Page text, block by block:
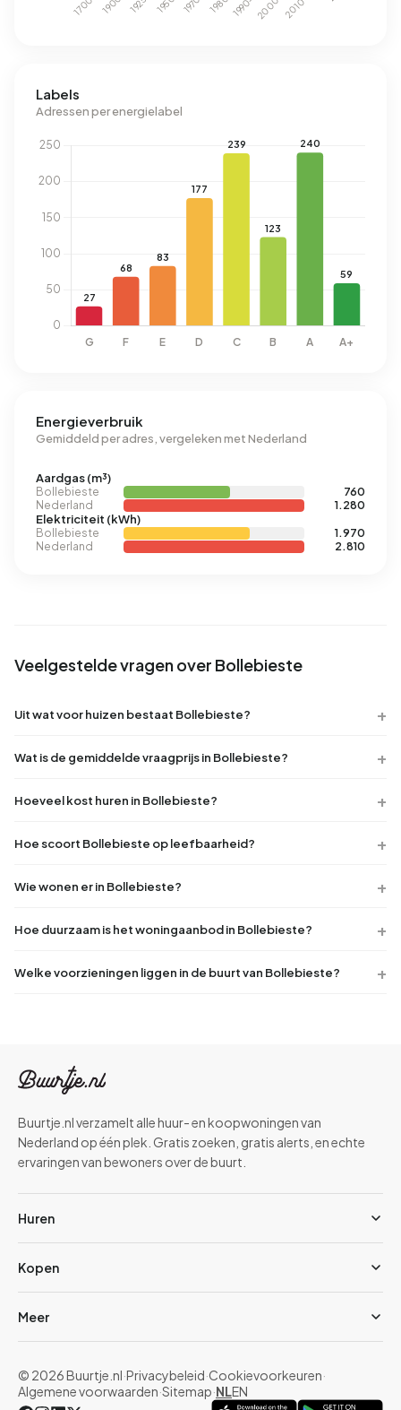
Labels
Adressen per energielabel
Energieverbruik
Gemiddeld per adres, vergeleken met Nederland
Aardgas (m³)
Bollebieste
760
Nederland
1.280
Elektriciteit (kWh)
Bollebieste
1.970
Nederland
2.810
Veelgestelde vragen over Bollebieste
Uit wat voor huizen bestaat Bollebieste?
Wat is de gemiddelde vraagprijs in Bollebieste?
Hoeveel kost huren in Bollebieste?
Hoe scoort Bollebieste op leefbaarheid?
Wie wonen er in Bollebieste?
Hoe duurzaam is het woningaanbod in Bollebieste?
Welke voorzieningen liggen in de buurt van Bollebieste?
Buurtje.nl verzamelt alle huur- en koopwoningen van
Nederland op één plek. Gratis zoeken, gratis alerts, en echte
ervaringen van bewoners over de buurt.
Huren
Kopen
Meer
© 2026 Buurtje.nl·Privacybeleid·Cookievoorkeuren·
Algemene voorwaarden·Sitemap·NLEN